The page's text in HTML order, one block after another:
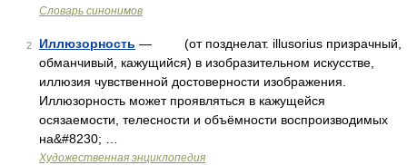
Словарь синонимов
2 Иллюзорность — (от позднелат. illusorius призрачный,
обманчивый, кажущийся) в изобразительном искусстве,
иллюзия чувственной достоверности изображения.
Иллюзорность может проявляться в кажущейся
осязаемости, телесности и объёмности воспроизводимых
на&#8230; …
Художественная энциклопедия